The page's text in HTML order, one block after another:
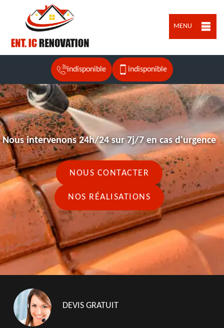
MENU
indisponible indisponible
Nous intervenons 24h/24 sur 7j/7 en cas d'urgence
NOUS CONTACTER
NOS RÉALISATIONS
DEVIS GRATUIT